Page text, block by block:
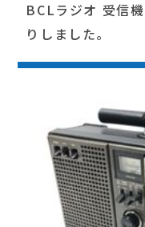
BCLラジオ 受信
りしました。